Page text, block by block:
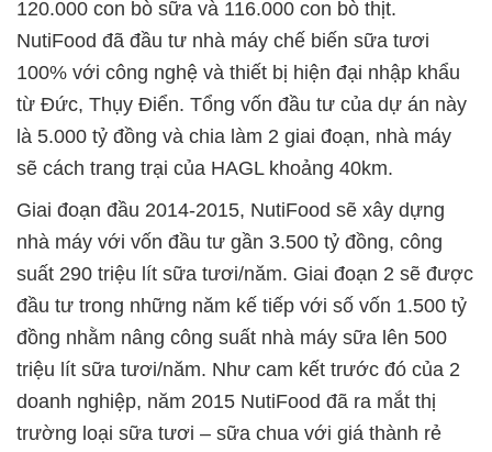
120.000 con bò sữa và 116.000 con bò thịt.
NutiFood đã đầu tư nhà máy chế biến sữa tươi
100% với công nghệ và thiết bị hiện đại nhập khẩu
từ Đức, Thụy Điển. Tổng vốn đầu tư của dự án này
là 5.000 tỷ đồng và chia làm 2 giai đoạn, nhà máy
sẽ cách trang trại của HAGL khoảng 40km.
Giai đoạn đầu 2014-2015, NutiFood sẽ xây dựng
nhà máy với vốn đầu tư gần 3.500 tỷ đồng, công
suất 290 triệu lít sữa tươi/năm. Giai đoạn 2 sẽ được
đầu tư trong những năm kế tiếp với số vốn 1.500 tỷ
đồng nhằm nâng công suất nhà máy sữa lên 500
triệu lít sữa tươi/năm. Như cam kết trước đó của 2
doanh nghiệp, năm 2015 NutiFood đã ra mắt thị
trường loại sữa tươi – sữa chua với giá thành rẻ